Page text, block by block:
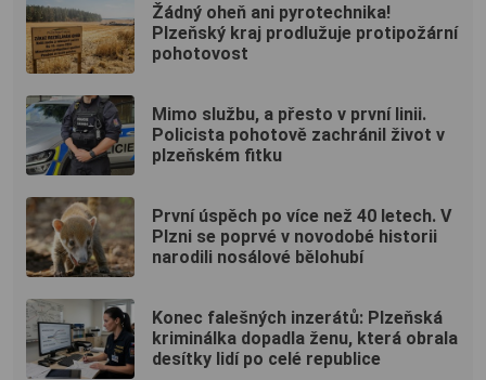
Žádný oheň ani pyrotechnika!
Plzeňský kraj prodlužuje protipožární
pohotovost
Mimo službu, a přesto v první linii.
Policista pohotově zachránil život v
plzeňském fitku
První úspěch po více než 40 letech. V
Plzni se poprvé v novodobé historii
narodili nosálové bělohubí
Konec falešných inzerátů: Plzeňská
kriminálka dopadla ženu, která obrala
desítky lidí po celé republice